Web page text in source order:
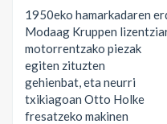
1950eko hamarkadaren
Modaag Kruppen
motorrentzako piezak
egiten zituzten
gehienbat, eta neurri
txikiagoan Otto Holke
fresatzeko makinen